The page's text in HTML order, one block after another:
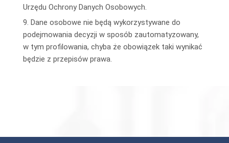
Urzędu Ochrony Danych Osobowych.
9. Dane osobowe nie będą wykorzystywane do
podejmowania decyzji w sposób zautomatyzowany,
w tym profilowania, chyba że obowiązek taki wynikać
będzie z przepisów prawa.